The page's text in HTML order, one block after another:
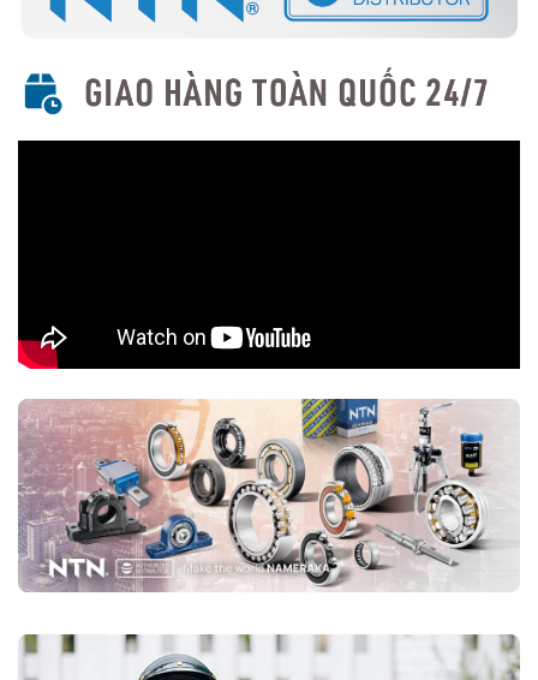
Trên thị trường vòng bi bạc đạn NTN bị làm giả rất nhiều, để lựa
chọn mua đúng vòng bi NTN chính hãng Bạn nên lựa chọnĐại lý uỷ
(vongbiNTN.com ) làĐại lý uỷ quyền vòng bi NTN chính hãng
tại Việt Nam. Liên hệ ngay với chúng tôi nếu Bạn cần tư vấn loại